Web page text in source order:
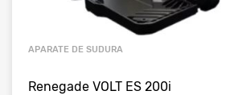
APARATE DE SUDURA
Renegade VOLT ES 200i